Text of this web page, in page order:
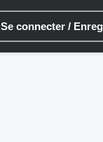
Se connecter /